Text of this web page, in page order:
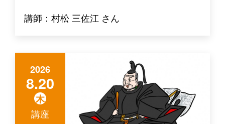
講師：村松 三佐江 さん
2026
8.20
木
講座